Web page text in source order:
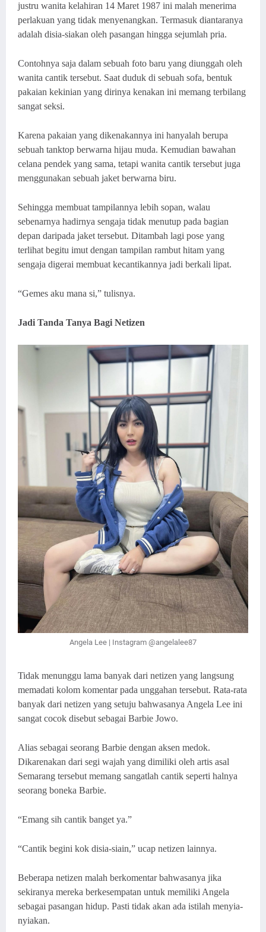
justru wanita kelahiran 14 Maret 1987 ini malah menerima
perlakuan yang tidak menyenangkan. Termasuk diantaranya
adalah disia-siakan oleh pasangan hingga sejumlah pria.
Contohnya saja dalam sebuah foto baru yang diunggah oleh
wanita cantik tersebut. Saat duduk di sebuah sofa, bentuk
pakaian kekinian yang dirinya kenakan ini memang terbilang
sangat seksi.
Karena pakaian yang dikenakannya ini hanyalah berupa
sebuah tanktop berwarna hijau muda. Kemudian bawahan
celana pendek yang sama, tetapi wanita cantik tersebut juga
menggunakan sebuah jaket berwarna biru.
Sehingga membuat tampilannya lebih sopan, walau
sebenarnya hadirnya sengaja tidak menutup pada bagian
depan daripada jaket tersebut. Ditambah lagi pose yang
terlihat begitu imut dengan tampilan rambut hitam yang
sengaja digerai membuat kecantikannya jadi berkali lipat.
“Gemes aku mana si,” tulisnya.
Jadi Tanda Tanya Bagi Netizen
Angela Lee | Instagram @angelalee87
Tidak menunggu lama banyak dari netizen yang langsung
memadati kolom komentar pada unggahan tersebut. Rata-rata
banyak dari netizen yang setuju bahwasanya Angela Lee ini
sangat cocok disebut sebagai Barbie Jowo.
Alias sebagai seorang Barbie dengan aksen medok.
Dikarenakan dari segi wajah yang dimiliki oleh artis asal
Semarang tersebut memang sangatlah cantik seperti halnya
seorang boneka Barbie.
“Emang sih cantik banget ya.”
“Cantik begini kok disia-siain,” ucap netizen lainnya.
Beberapa netizen malah berkomentar bahwasanya jika
sekiranya mereka berkesempatan untuk memiliki Angela
sebagai pasangan hidup. Pasti tidak akan ada istilah menyia-
nyiakan.